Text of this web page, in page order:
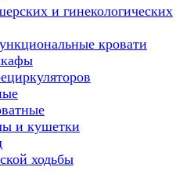
и гинекологических
кровати
и кушетки
ходьбы